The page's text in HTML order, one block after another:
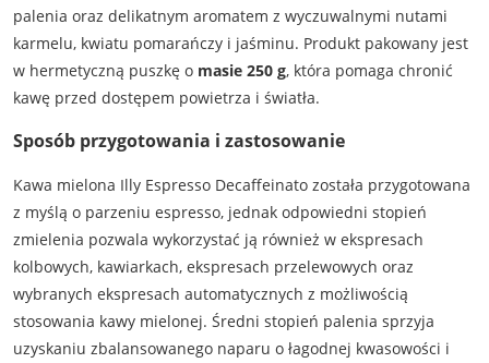
palenia oraz delikatnym aromatem z wyczuwalnymi nutami
karmelu, kwiatu pomarańczy i jaśminu. Produkt pakowany jest
w hermetyczną puszkę o masie 250 g, która pomaga chronić
kawę przed dostępem powietrza i światła.
Sposób przygotowania i zastosowanie
Kawa mielona Illy Espresso Decaffeinato została przygotowana
z myślą o parzeniu espresso, jednak odpowiedni stopień
zmielenia pozwala wykorzystać ją również w ekspresach
kolbowych, kawiarkach, ekspresach przelewowych oraz
wybranych ekspresach automatycznych z możliwością
stosowania kawy mielonej. Średni stopień palenia sprzyja
uzyskaniu zbalansowanego naparu o łagodnej kwasowości i